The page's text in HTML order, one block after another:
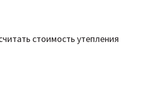
стоимость утепления